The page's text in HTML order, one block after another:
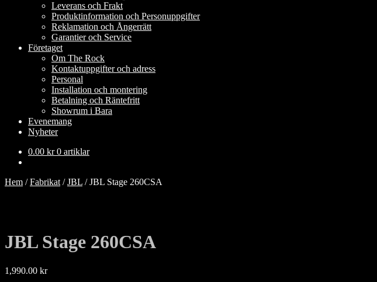
Leverans och Frakt
Produktinformation och Personuppgifter
Reklamation och Ångerrätt
Garantier och Service
Företaget
Om The Rock
Kontaktuppgifter och adress
Personal
Installation och montering
Betalning och Räntefritt
Showrum i Bara
Evenemang
Nyheter
0.00 kr 0 artiklar
Hem /Fabrikat /JBL /JBL Stage 260CSA
JBL Stage 260CSA
1,990.00 kr